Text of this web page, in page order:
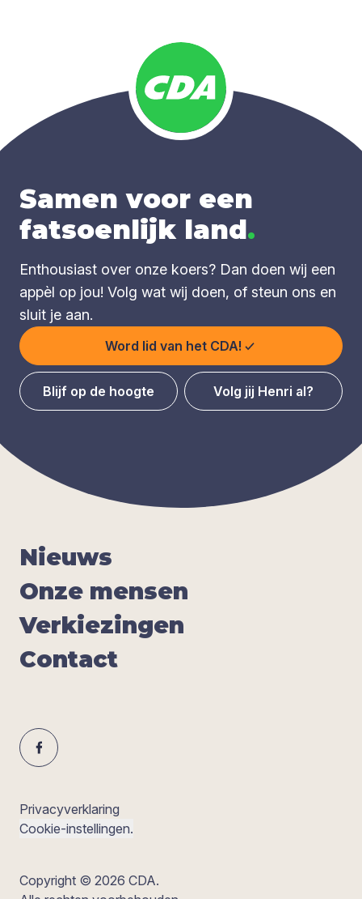
Samen voor een
fatsoenlijk land.
Enthousiast over onze koers? Dan doen wij een
appèl op jou! Volg wat wij doen, of steun ons en
sluit je aan.
Word lid van het CDA!
Blijf op de hoogte Volg jij Henri al?
Nieuws
Onze men­sen
Ver­kie­zin­gen
Con­tact
Privacyverklaring
Cookie-instellingen.
Copyright © 2026 CDA.